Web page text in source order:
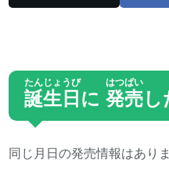
誕生日
たんじょうび
に発売
はつばい
同じ月日の発売情報はあり